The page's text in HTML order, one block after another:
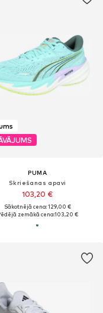
PUMA
Skriešanas apavi
103,20 €
Sākotnējā cena: 129,00 €
zemākā cena:103,20 €